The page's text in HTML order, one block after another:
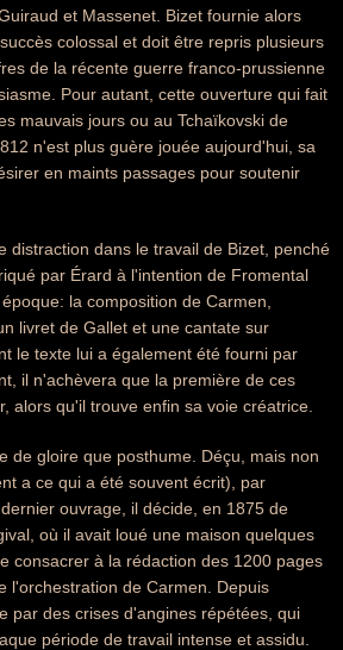
et Massenet. Bizet fournie alors
colossal et doit être repris plusieurs
de la récente guerre franco-prussienne
Pour autant, cette ouverture qui fait
mauvais jours ou au Tchaïkovski de
n'est plus guère jouée aujourd'hui, sa
en maints passages pour soutenir
distraction dans le travail de Bizet, penché
par Érard à l'intention de Fromental
la composition de Carmen,
livret de Gallet et une cantate sur
le texte lui a également été fourni par
il n'achèvera que la première de ces
alors qu'il trouve enfin sa voie créatrice.
de gloire que posthume. Déçu, mais non
a ce qui a été souvent écrit), par
ouvrage, il décide, en 1875 de
où il avait loué une maison quelques
consacrer à la rédaction des 1200 pages
l'orchestration de Carmen. Depuis
par des crises d'angines répétées, qui
période de travail intense et assidu.